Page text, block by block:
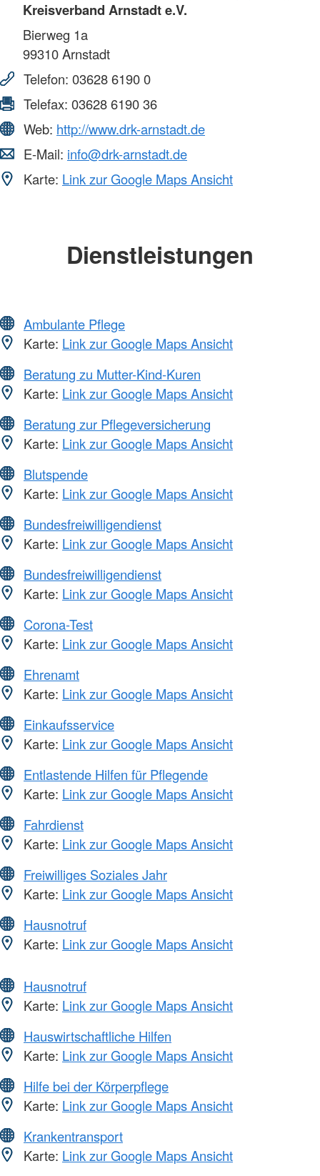
Kreisverband Arnstadt e.V.
Bierweg 1a
99310Arnstadt
Telefon: 03628 6190 0
Telefax: 03628 6190 36
Web: http://www.drk-arnstadt.de
E-Mail: info@drk-arnstadt.de
Karte: Link zur Google Maps Ansicht
Dienstleistungen
Ambulante Pflege
Karte: Link zur Google Maps Ansicht
Beratung zu Mutter-Kind-Kuren
Karte: Link zur Google Maps Ansicht
Beratung zur Pflegeversicherung
Karte: Link zur Google Maps Ansicht
Blutspende
Karte: Link zur Google Maps Ansicht
Bundesfreiwilligendienst
Karte: Link zur Google Maps Ansicht
Bundesfreiwilligendienst
Karte: Link zur Google Maps Ansicht
Corona-Test
Karte: Link zur Google Maps Ansicht
Ehrenamt
Karte: Link zur Google Maps Ansicht
Einkaufsservice
Karte: Link zur Google Maps Ansicht
Entlastende Hilfen für Pflegende
Karte: Link zur Google Maps Ansicht
Fahrdienst
Karte: Link zur Google Maps Ansicht
Freiwilliges Soziales Jahr
Karte: Link zur Google Maps Ansicht
Hausnotruf
Karte: Link zur Google Maps Ansicht
Hausnotruf
Karte: Link zur Google Maps Ansicht
Hauswirtschaftliche Hilfen
Karte: Link zur Google Maps Ansicht
Hilfe bei der Körperpflege
Karte: Link zur Google Maps Ansicht
Krankentransport
Karte: Link zur Google Maps Ansicht